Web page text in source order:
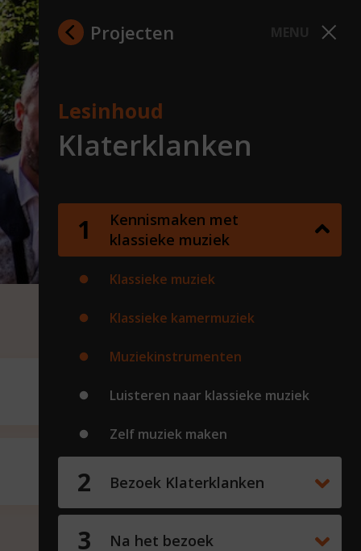
Projecten MENU
Lesinhoud
Klaterklanken
Kennismaken met
klassieke muziek
Klassieke muziek
Klassieke kamermuziek
Muziekinstrumenten
Luisteren naar klassieke muziek
Zelf muziek maken
Bezoek Klaterklanken
Na het bezoek